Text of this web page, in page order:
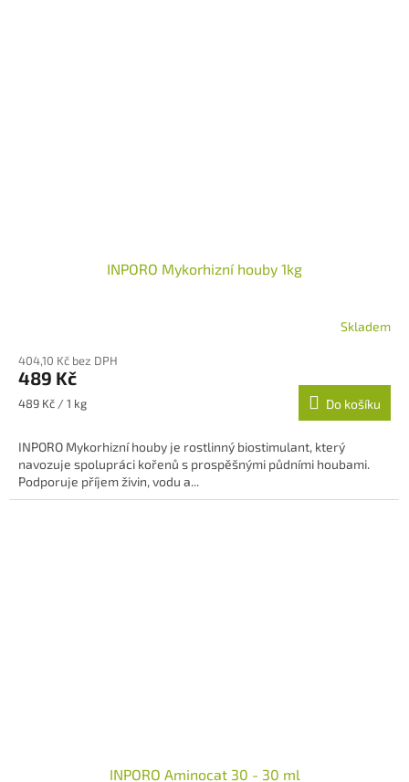
INPORO Mykorhizní houby 1kg
Skladem
404,10 Kč bez DPH
489 Kč
Měrná
489 Kč / 1 kg Do košíku
INPORO Mykorhizní houby je rostlinný biostimulant, který
navozuje spolupráci kořenů s prospěšnými půdními houbami.
Podporuje příjem živin, vodu a...
INPORO Aminocat 30 - 30 ml